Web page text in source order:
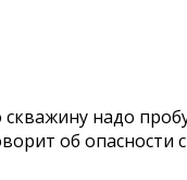
надо
об опасности